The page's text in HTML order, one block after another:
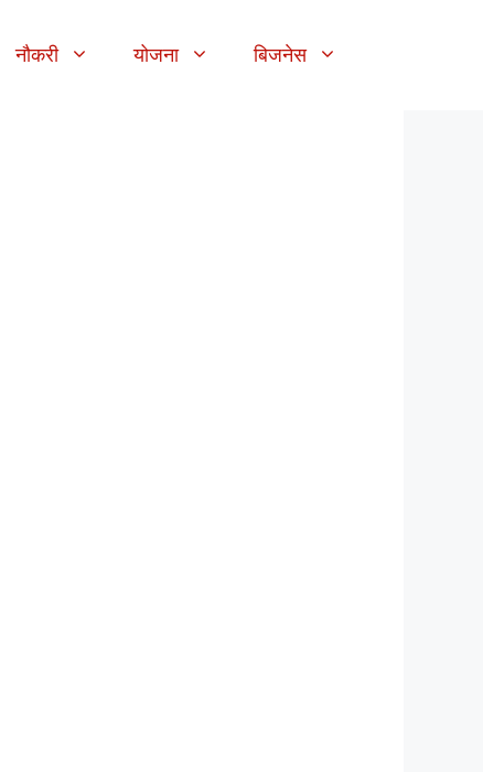
नौकरी योजना बिजनेस